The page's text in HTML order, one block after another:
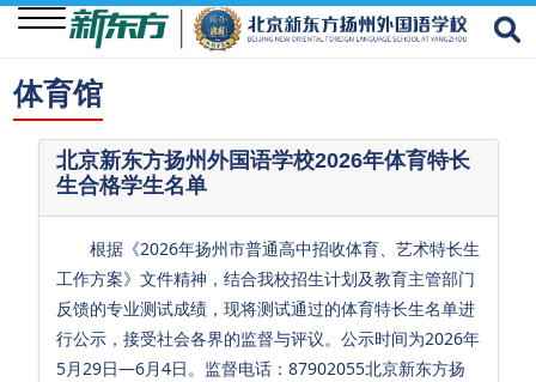
关
于
我
们
学
校
资
讯
体育馆
北京新东方扬州外国语学校2026年体育特长
生合格学生名单
根据《2026年扬州市普通高中招收体育、艺术特长生
工作方案》文件精神，结合我校招生计划及教育主管部门
反馈的专业测试成绩，现将测试通过的体育特长生名单进
行公示，接受社会各界的监督与评议。公示时间为2026年
5月29日—6月4日。监督电话：87902055北京新东方扬